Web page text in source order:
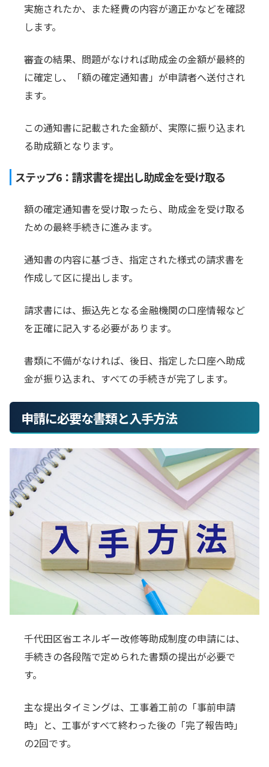
実施されたか、また経費の内容が適正かなどを確認
します。
審査の結果、問題がなければ助成金の金額が最終的
に確定し、「額の確定通知書」が申請者へ送付され
ます。
この通知書に記載された金額が、実際に振り込まれ
る助成額となります。
ステップ6：請求書を提出し助成金を受け取る
額の確定通知書を受け取ったら、助成金を受け取る
ための最終手続きに進みます。
通知書の内容に基づき、指定された様式の請求書を
作成して区に提出します。
請求書には、振込先となる金融機関の口座情報など
を正確に記入する必要があります。
書類に不備がなければ、後日、指定した口座へ助成
金が振り込まれ、すべての手続きが完了します。
申請に必要な書類と入手方法
千代田区省エネルギー改修等助成制度の申請には、
手続きの各段階で定められた書類の提出が必要で
す。
主な提出タイミングは、工事着工前の「事前申請
時」と、工事がすべて終わった後の「完了報告時」
の2回です。